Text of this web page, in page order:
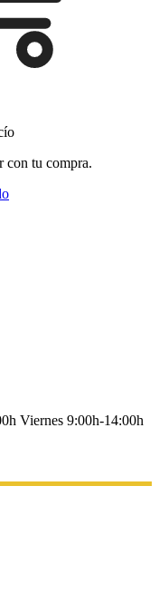
con tu compra.
Viernes 9:00h-14:00h